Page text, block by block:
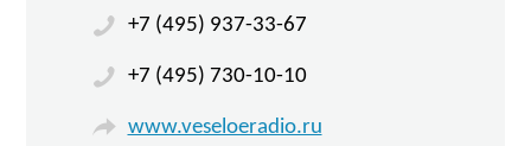
+7 (495) 937-33-67
+7 (495) 730-10-10
www.veseloeradio.ru